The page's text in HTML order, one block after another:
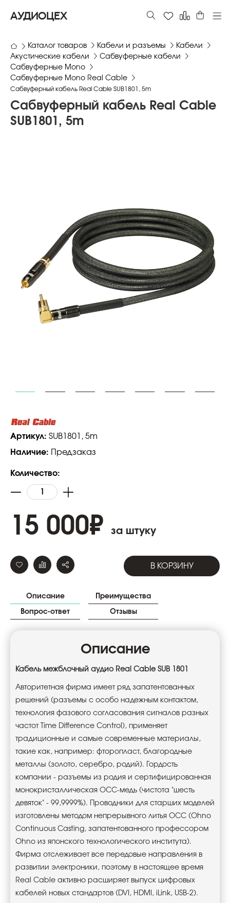
АУДИОЦЕХ
Каталог товаров Кабели и разъемы
Кабели
Акустические кабели
Сабвуферные кабели
Сабвуферные Mono
Сабвуферные Mono Real Cable
Сабвуферный кабель Real Cable SUB1801, 5m
Сабвуферный кабель Real Cable
SUB1801, 5m
Артикул: SUB1801, 5m
Наличие:
Предзаказ
Количество:
15 000₽ за штуку
В КОРЗИНУ
Описание Преимущества
Вопрос-ответ Отзывы
Описание
Кабель межблочный аудио Real Cable SUB 1801
Авторитетная фирма имеет ряд запатентованных
решений (разъемы с особо надежным контактом,
технология фазового согласования сигналов разных
частот Time Difference Control), применяет
традиционные и самые современные материалы,
такие как, например: фторопласт, благородные
металлы (золото, серебро, родий). Гордость
компании - разъемы из родия и сертифицированная
монокристаллическая OCC-медь (чистота "шесть
девяток" - 99,9999%). Проводники для старших моделей
изготовлены методом непрерывного литья OCC (Ohno
Continuous Casting, запатентованного профессором
Ohno из японского технологического института).
Фирма отслеживает все передовые направления в
развитии электроники, поэтому в настоящее время
Real Cable активно расширяет выпуск цифровых
кабелей новых стандартов (DVI, HDMI, iLink, USB-2).